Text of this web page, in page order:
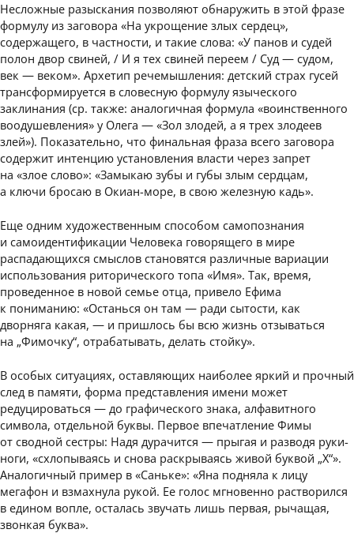
Несложные разыскания позволяют обнаружить в этой фразе
формулу из заговора «На укрощение злых сердец»,
содержащего, в частности, и такие слова: «У панов и судей
полон двор свиней, / И я тех свиней переем / Суд — судом,
век — веком». Архетип речемышления: детский страх гусей
трансформируется в словесную формулу языческого
заклинания (ср. также: аналогичная формула «воинственного
воодушевления» у Олега — «Зол злодей, а я трех злодеев
злей»). Показательно, что финальная фраза всего заговора
содержит интенцию установления власти через запрет
на «злое слово»: «Замыкаю зубы и губы злым сердцам,
а ключи бросаю в Окиан-море, в свою железную кадь».
Еще одним художественным способом самопознания
и самоидентификации Человека говорящего в мире
распадающихся смыслов становятся различные вариации
использования риторического топа «Имя». Так, время,
проведенное в новой семье отца, привело Ефима
к пониманию: «Останься он там — ради сытости, как
дворняга какая, — и пришлось бы всю жизнь отзываться
на „Фимочку“, отрабатывать, делать стойку».
В особых ситуациях, оставляющих наиболее яркий и прочный
след в памяти, форма представления имени может
редуцироваться — до графического знака, алфавитного
символа, отдельной буквы. Первое впечатление Фимы
от сводной сестры: Надя дурачится — прыгая и разводя руки-
ноги, «схлопываясь и снова раскрываясь живой буквой „Х“».
Аналогичный пример в «Саньке»: «Яна подняла к лицу
мегафон и взмахнула рукой. Ее голос мгновенно растворился
в едином вопле, осталась звучать лишь первая, рычащая,
звонкая буква».